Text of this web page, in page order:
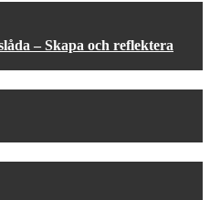
– Skapa och reflektera